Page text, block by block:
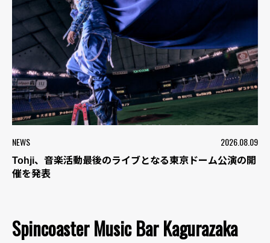
NEWS 2026.08.09
Tohji、音楽活動最後のライブとなる東京ドーム公演の開
催を発表
Spincoaster Music Bar Kagurazaka